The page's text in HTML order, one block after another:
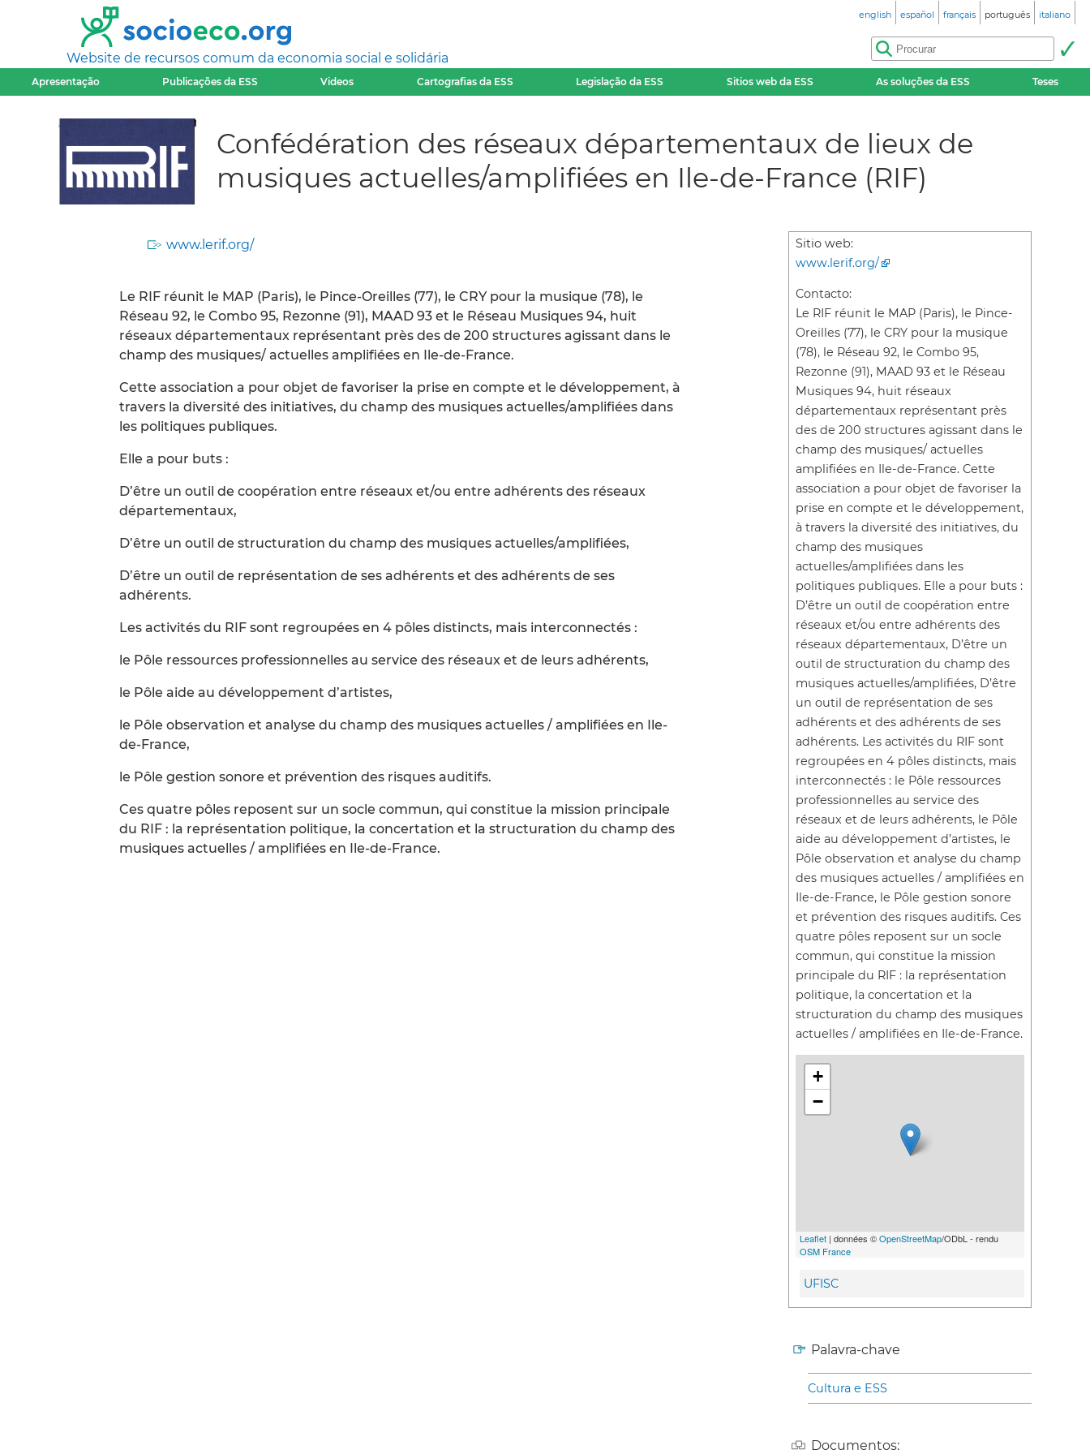
Website de recursos comum da economia social e solidária
english español français português italiano
Apresentação Publicações da ESS Videos Cartografias da ESS Legislação da ESS Sitios web da ESS As soluções da ESS Teses
Confédération des réseaux départementaux de lieux de
musiques actuelles/amplifiées en Ile-de-France (RIF)
www.lerif.org/
Le RIF réunit le MAP (Paris), le Pince-Oreilles (77), le CRY pour la musique (78), le
Réseau 92, le Combo 95, Rezonne (91), MAAD 93 et le Réseau Musiques 94, huit
réseaux départementaux représentant près des de 200 structures agissant dans le
champ des musiques/ actuelles amplifiées en Ile-de-France.
Cette association a pour objet de favoriser la prise en compte et le développement, à
travers la diversité des initiatives, du champ des musiques actuelles/amplifiées dans
les politiques publiques.
Elle a pour buts :
D’être un outil de coopération entre réseaux et/ou entre adhérents des réseaux
départementaux,
D’être un outil de structuration du champ des musiques actuelles/amplifiées,
D’être un outil de représentation de ses adhérents et des adhérents de ses
adhérents.
Les activités du RIF sont regroupées en 4 pôles distincts, mais interconnectés :
le Pôle ressources professionnelles au service des réseaux et de leurs adhérents,
le Pôle aide au développement d’artistes,
le Pôle observation et analyse du champ des musiques actuelles / amplifiées en Ile-
de-France,
le Pôle gestion sonore et prévention des risques auditifs.
Ces quatre pôles reposent sur un socle commun, qui constitue la mission principale
du RIF : la représentation politique, la concertation et la structuration du champ des
musiques actuelles / amplifiées en Ile-de-France.
Sitio web:
www.lerif.org/
Contacto:
Le RIF réunit le MAP (Paris), le Pince-
Oreilles (77), le CRY pour la musique
(78), le Réseau 92, le Combo 95,
Rezonne (91), MAAD 93 et le Réseau
Musiques 94, huit réseaux
départementaux représentant près
des de 200 structures agissant dans le
champ des musiques/ actuelles
amplifiées en Ile-de-France. Cette
association a pour objet de favoriser la
prise en compte et le développement,
à travers la diversité des initiatives, du
champ des musiques
actuelles/amplifiées dans les
politiques publiques. Elle a pour buts :
D’être un outil de coopération entre
réseaux et/ou entre adhérents des
réseaux départementaux, D’être un
outil de structuration du champ des
musiques actuelles/amplifiées, D’être
un outil de représentation de ses
adhérents et des adhérents de ses
adhérents. Les activités du RIF sont
regroupées en 4 pôles distincts, mais
interconnectés : le Pôle ressources
professionnelles au service des
réseaux et de leurs adhérents, le Pôle
aide au développement d’artistes, le
Pôle observation et analyse du champ
des musiques actuelles / amplifiées en
Ile-de-France, le Pôle gestion sonore
et prévention des risques auditifs. Ces
quatre pôles reposent sur un socle
commun, qui constitue la mission
principale du RIF : la représentation
politique, la concertation et la
structuration du champ des musiques
actuelles / amplifiées en Ile-de-France.
+
−
Leaflet | données ©OpenStreetMap/ODbL - rendu
OSM France
UFISC
Palavra-chave
Cultura e ESS
Documentos: